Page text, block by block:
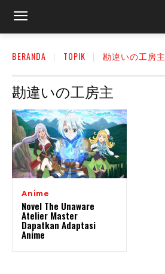
BERANDA TOPIK 勘違いの工房主
勘違いの工房主
Anime
Novel The Unaware
Atelier Master
Dapatkan Adaptasi
Anime